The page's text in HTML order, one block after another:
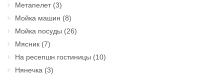
Метапелет(3)
Мойка машин (8)
Мойка посуды (26)
Мясник (7)
На ресепшн гостиницы (10)
Нянечка (3)